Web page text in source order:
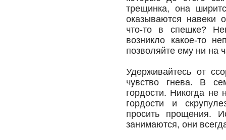
трещинка, она
оказываются навеки
что-то в спешке?
возникло какое-то
позволяйте ему ни на
Удерживайтесь от
чувство гнева. В
гордости. Никогда не
гордости и
просить прощения.
занимаются, они